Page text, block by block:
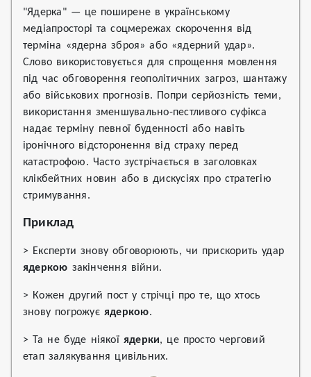
"Ядерка" — це поширене в українському
медіапросторі та соцмережах скорочення від
терміна «ядерна зброя» або «ядерний удар».
Слово використовується для спрощення мовлення
під час обговорення геополітичних загроз, шантажу
або військових прогнозів. Попри серйозність теми,
використання зменшувально-пестливого суфікса
надає терміну певної буденності або навіть
іронічного відсторонення від страху перед
катастрофою. Часто зустрічається в заголовках
клікбейтних новин або в дискусіях про стратегію
стримування.
Приклад
> Експерти знову обговорюють, чи прискорить удар
ядеркою закінчення війни.
> Кожен другий пост у стрічці про те, що хтось
знову погрожує ядеркою.
> Та не буде ніякої ядерки, це просто черговий
етап залякування цивільних.